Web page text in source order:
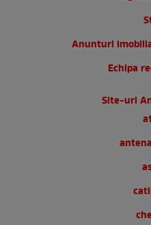
Anunturi
Echipa
Site-uri